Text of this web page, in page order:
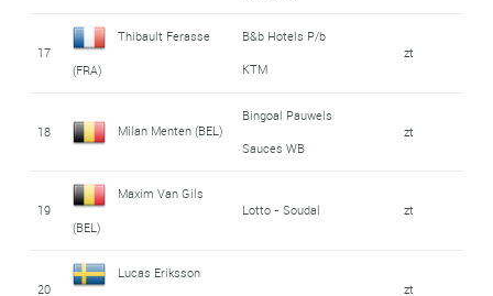
17
Thibault Ferasse
(FRA)
B&b Hotels P/b
KTM
zt
18 Milan Menten (BEL)
Bingoal Pauwels
Sauces WB
zt
19
Maxim Van Gils
(BEL)
Lotto - Soudal zt
20
Lucas Eriksson
zt